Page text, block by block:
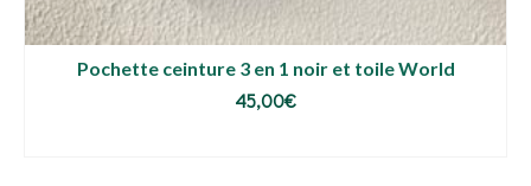
Pochette ceinture 3 en 1 noir et toile World
45,00€